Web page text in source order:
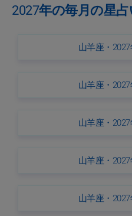
2027年の毎月の星
山羊座・
山羊座・
山羊座・
山羊座・
山羊座・